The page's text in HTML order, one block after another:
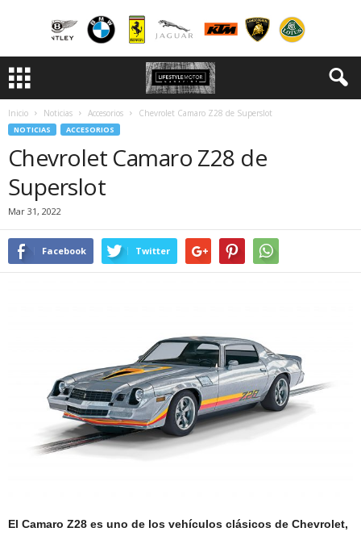
Inicio Noticias Accesorios Chevrolet Camaro Z28 de Superslot
NOTICIAS ACCESORIOS
Chevrolet Camaro Z28 de
Superslot
Mar 31, 2022
Facebook Twitter
El Camaro Z28 es uno de los vehículos clásicos de Chevrolet,